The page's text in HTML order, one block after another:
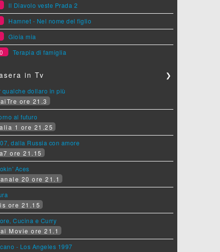
Il Diavolo veste Prada 2
Hamnet - Nel nome del figlio
Gioia mia
Terapia di famiglia
in Tv ❯
qualche dollaro in più
ore 21.3
al futuro
1 ore 21.25
dalla Russia con amore
ore 21.15
Aces
20 ore 21.1
ore 21.15
Cucina e Curry
Movie ore 21.1
- Los Angeles 1997